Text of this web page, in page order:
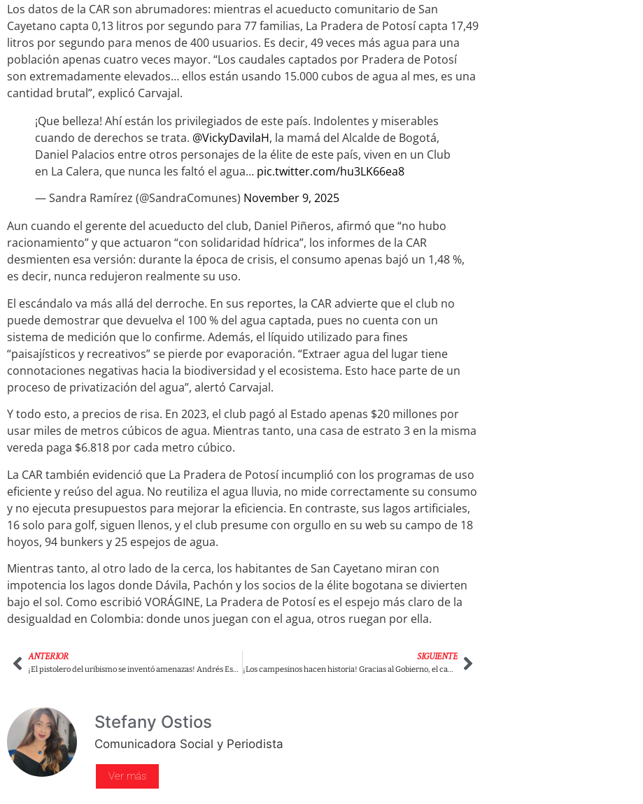
Los datos de la CAR son abrumadores: mientras el acueducto comunitario de San
Cayetano capta 0,13 litros por segundo para 77 familias, La Pradera de Potosí capta 17,49
litros por segundo para menos de 400 usuarios. Es decir, 49 veces más agua para una
población apenas cuatro veces mayor. “Los caudales captados por Pradera de Potosí
son extremadamente elevados… ellos están usando 15.000 cubos de agua al mes, es una
cantidad brutal”, explicó Carvajal.
¡Que belleza! Ahí están los privilegiados de este país. Indolentes y miserables
cuando de derechos se trata. @VickyDavilaH, la mamá del Alcalde de Bogotá,
Daniel Palacios entre otros personajes de la élite de este país, viven en un Club
en La Calera, que nunca les faltó el agua… pic.twitter.com/hu3LK66ea8
— Sandra Ramírez (@SandraComunes) November 9, 2025
Aun cuando el gerente del acueducto del club, Daniel Piñeros, afirmó que “no hubo
racionamiento” y que actuaron “con solidaridad hídrica”, los informes de la CAR
desmienten esa versión: durante la época de crisis, el consumo apenas bajó un 1,48 %,
es decir, nunca redujeron realmente su uso.
El escándalo va más allá del derroche. En sus reportes, la CAR advierte que el club no
puede demostrar que devuelva el 100 % del agua captada, pues no cuenta con un
sistema de medición que lo confirme. Además, el líquido utilizado para fines
“paisajísticos y recreativos” se pierde por evaporación. “Extraer agua del lugar tiene
connotaciones negativas hacia la biodiversidad y el ecosistema. Esto hace parte de un
proceso de privatización del agua”, alertó Carvajal.
Y todo esto, a precios de risa. En 2023, el club pagó al Estado apenas $20 millones por
usar miles de metros cúbicos de agua. Mientras tanto, una casa de estrato 3 en la misma
vereda paga $6.818 por cada metro cúbico.
La CAR también evidenció que La Pradera de Potosí incumplió con los programas de uso
eficiente y reúso del agua. No reutiliza el agua lluvia, no mide correctamente su consumo
y no ejecuta presupuestos para mejorar la eficiencia. En contraste, sus lagos artificiales,
16 solo para golf, siguen llenos, y el club presume con orgullo en su web su campo de 18
hoyos, 94 bunkers y 25 espejos de agua.
Mientras tanto, al otro lado de la cerca, los habitantes de San Cayetano miran con
impotencia los lagos donde Dávila, Pachón y los socios de la élite bogotana se divierten
bajo el sol. Como escribió VORÁGINE, La Pradera de Potosí es el espejo más claro de la
desigualdad en Colombia: donde unos juegan con el agua, otros ruegan por ella.
ANTERIOR
¡El pistolero del uribismo se inventó amenazas! Andrés Escobar habría fingido ser víctima del ELN para no perder camioneta de la UNP
SIGUIENTE
¡Los campesinos hacen historia! Gracias al Gobierno, el campo colombiano conquista a China con café, banano y cacao a través de millonario acuerdo
Stefany Ostios
Comunicadora Social y Periodista
Ver más